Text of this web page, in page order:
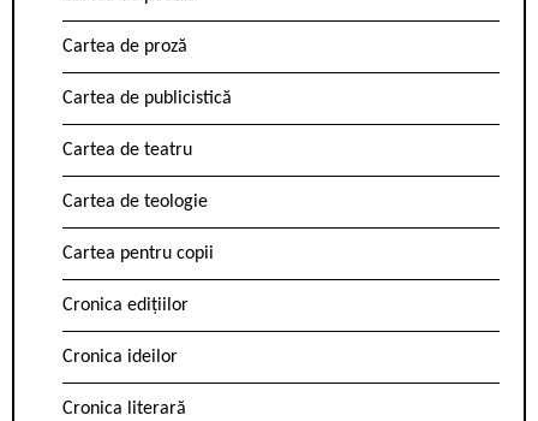
Cartea de proză
Cartea de publicistică
Cartea de teatru
Cartea de teologie
Cartea pentru copii
Cronica edițiilor
Cronica ideilor
Cronica literară